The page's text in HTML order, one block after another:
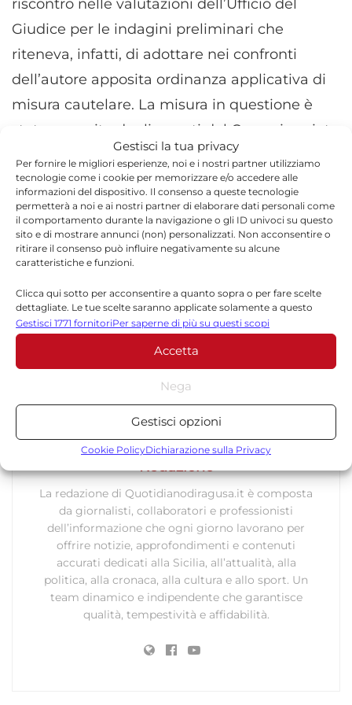
Gestisci la tua privacy
Per fornire le migliori esperienze, noi e i nostri partner utilizziamo
tecnologie come i cookie per memorizzare e/o accedere alle
informazioni del dispositivo. Il consenso a queste tecnologie
permetterà a noi e ai nostri partner di elaborare dati personali come
il comportamento durante la navigazione o gli ID univoci su questo
sito e di mostrare annunci (non) personalizzati. Non acconsentire o
ritirare il consenso può influire negativamente su alcune
caratteristiche e funzioni.
Clicca qui sotto per acconsentire a quanto sopra o per fare scelte
dettagliate. Le tue scelte saranno applicate solamente a questo
sito. È possibile modificare le impostazioni in qualsiasi momento,
compreso il ritiro del consenso, utilizzando i pulsanti della Cookie
Policy o cliccando sul pulsante di gestione del consenso nella parte
inferiore dello schermo.
Statistiche
Archiviare informazioni su dispositivo e/o accedervi, Misurare le
prestazioni degli annunci, Misurare le prestazioni dei contenuti,
combinazione di dati provenienti da fonti diverse.
Marketing
Archiviare informazioni su dispositivo e/o accedervi, Utilizzare
dati limitati per la selezione della pubblicità, Creare profili per la
pubblicità personalizzata, Utilizzare profili per la selezione di
pubblicità personalizzata, Creare profili per la personalizzazione
dei contenuti, Utilizzare profili per la selezione di contenuti
limitati per la selezione dei contenuti.
Gestisci 1771 fornitoriPer saperne di più su questi scopi
Accetta
Nega
Gestisci opzioni
Cookie PolicyDichiarazione sulla Privacy
riscontro nelle valutazioni dell’Ufficio del
Giudice per le indagini preliminari che
riteneva, infatti, di adottare nei confronti
dell’autore apposita ordinanza applicativa di
misura cautelare. La misura in questione è
stata eseguita dagli agenti del Commissariato
di Modica in data 08 u.s. con l’ausilio di
personale del Commissariato P.S. di Nesima.
TORNA IN MODICA
Redazione
La redazione di Quotidianodiragusa.it è composta
da giornalisti, collaboratori e professionisti
dell’informazione che ogni giorno lavorano per
offrire notizie, approfondimenti e contenuti
accurati dedicati alla Sicilia, all’attualità, alla
politica, alla cronaca, alla cultura e allo sport. Un
team dinamico e indipendente che garantisce
qualità, tempestività e affidabilità.